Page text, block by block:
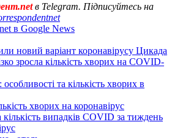
в Telegram. Підписуйтесь на
в Google News
новий варіант коронавірусу Цикада
зросла кількість хворих на COVID-
та кількість хворих в
хворих на коронавірус
кількість випадків COVID за тиждень